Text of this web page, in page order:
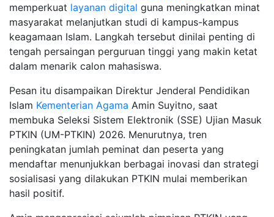
memperkuat layanan digital guna meningkatkan minat
masyarakat melanjutkan studi di kampus-kampus
keagamaan Islam. Langkah tersebut dinilai penting di
tengah persaingan perguruan tinggi yang makin ketat
dalam menarik calon mahasiswa.
Pesan itu disampaikan Direktur Jenderal Pendidikan
Islam Kementerian Agama Amin Suyitno, saat
membuka Seleksi Sistem Elektronik (SSE) Ujian Masuk
PTKIN (UM-PTKIN) 2026. Menurutnya, tren
peningkatan jumlah peminat dan peserta yang
mendaftar menunjukkan berbagai inovasi dan strategi
sosialisasi yang dilakukan PTKIN mulai memberikan
hasil positif.